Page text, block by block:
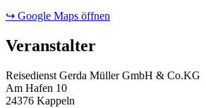
↪ Google Maps öffnen
Veranstalter
Reisedienst Gerda Müller GmbH & Co.KG
Am Hafen 10
24376 Kappeln